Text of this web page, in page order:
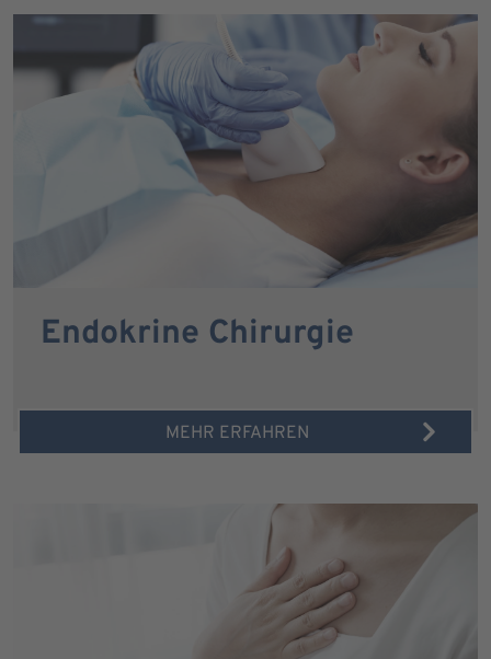
Endokrine Chirurgie
MEHR ERFAHREN